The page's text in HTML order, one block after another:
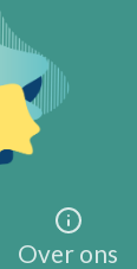
inhoud gaan
Over ons